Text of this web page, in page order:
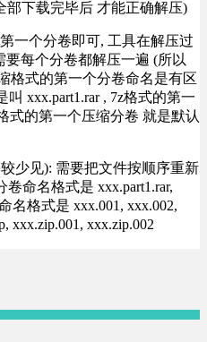
部下载完毕后 才能正确解压)
一个分卷即可, 工具在解压过
每个分卷都解压一遍 (所以
格式的第一个分卷命名是有区
xxx.part1.rar , 7z格式的第一
式的第一个压缩分卷 就是默认
少见): 需要把文件按顺序重新
命名格式是 xxx.part1.rar,
名格式是 xxx.001, xxx.002,
xxx.zip.001, xxx.zip.002